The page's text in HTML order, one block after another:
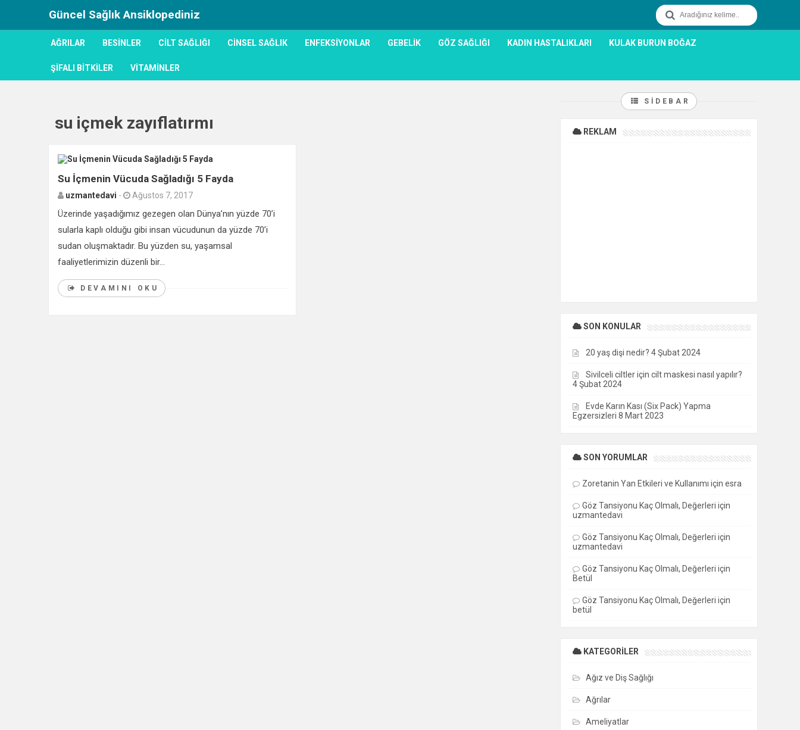
Güncel Sağlık Ansiklopediniz
AĞRILAR BESINLER CILT SAĞLIĞI CINSEL SAĞLIK ENFEKSIYONLAR GEBELIK GÖZ SAĞLIĞI KADIN HASTALIKLARI KULAK BURUN BOĞAZ
ŞIFALI BITKILER VITAMINLER
su içmek zayıflatırmı
Su İçmenin Vücuda Sağladığı 5 Fayda
uzmantedavi - Ağustos 7, 2017
Üzerinde yaşadığımız gezegen olan Dünya’nın yüzde 70’i
sularla kaplı olduğu gibi insan vücudunun da yüzde 70’i
sudan oluşmaktadır. Bu yüzden su, yaşamsal
faaliyetlerimizin düzenli bir...
DEVAMINI OKU
SIDEBAR
REKLAM
SON KONULAR
20 yaş dişi nedir? 4 Şubat 2024
Sivilceli ciltler için cilt maskesi nasıl yapılır?
4 Şubat 2024
Evde Karın Kası (Six Pack) Yapma
Egzersizleri 8 Mart 2023
SON YORUMLAR
Zoretanin Yan Etkileri ve Kullanımı için esra
Göz Tansiyonu Kaç Olmalı, Değerleri için
uzmantedavi
Göz Tansiyonu Kaç Olmalı, Değerleri için
uzmantedavi
Göz Tansiyonu Kaç Olmalı, Değerleri için
Betül
Göz Tansiyonu Kaç Olmalı, Değerleri için
betül
KATEGORILER
Ağız ve Diş Sağlığı
Ağrılar
Ameliyatlar